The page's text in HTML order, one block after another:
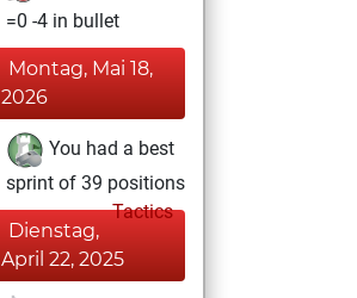
=0 -4 in bullet
Montag, Mai 18,
2026
You had a best
sprint of 39 positions
Tactics
Dienstag,
April 22, 2025